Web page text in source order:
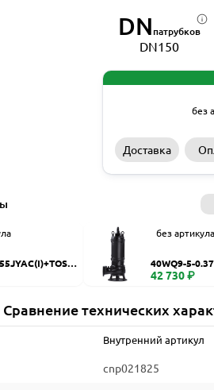
DN патрубков
DN150
без
Доставка
5
без артикула
40WQ9-5-
WQ
42 730 ₽
Сравнение технических
Внутренний артикул
cnp021825